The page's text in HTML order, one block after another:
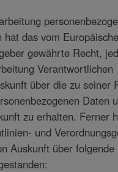
hat das vom
gewährte Recht,
Verantwortlichen
über die zu seiner
Daten
zu erhalten. Ferner
und
Auskunft über folgende